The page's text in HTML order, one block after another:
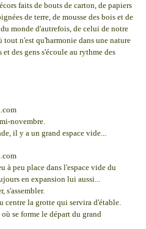
faits de bouts de carton, de papiers
de terre, de mousse des bois et de
monde d'autrefois, de celui de notre
n'est qu'harmonie dans une nature
des gens s'écoule au rythme des
novembre.
il y a un grand espace vide...
à peu place dans l'espace vide du
en expansion lui aussi...
s'assembler.
centre la grotte qui servira d'étable.
se forme le départ du grand